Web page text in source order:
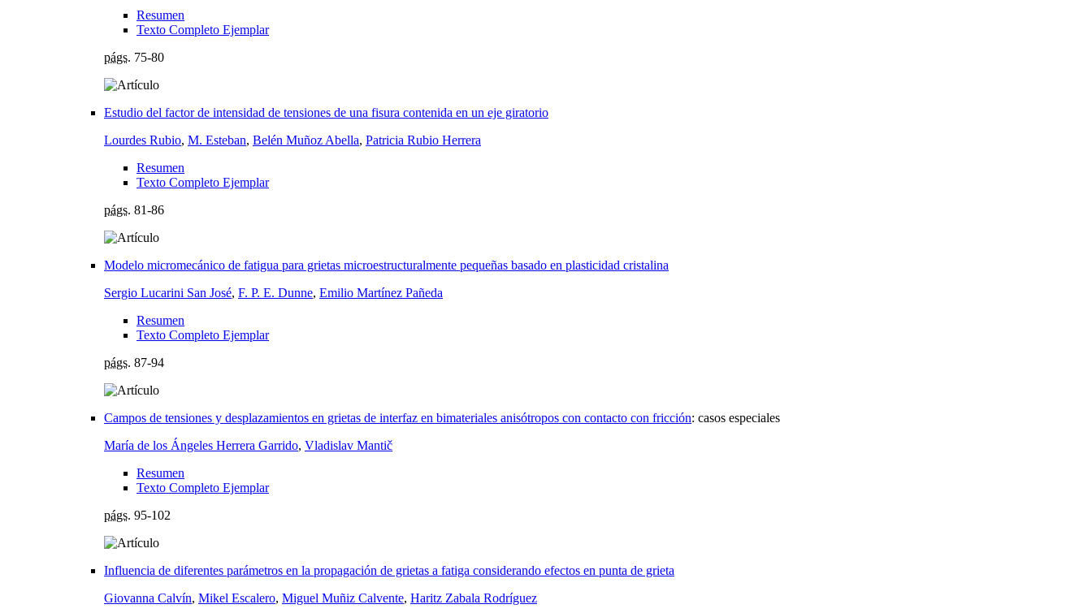
Resumen
Texto Completo Ejemplar
págs. 75-80
Estudio del factor de intensidad de tensiones de una fisura contenida en un eje giratorio
Lourdes Rubio, M. Esteban, Belén Muñoz Abella, Patricia Rubio Herrera
Resumen
Texto Completo Ejemplar
págs. 81-86
Modelo micromecánico de fatigua para grietas microestructuralmente pequeñas basado en plasticidad cristalina
Sergio Lucarini San José, F. P. E. Dunne, Emilio Martínez Pañeda
Resumen
Texto Completo Ejemplar
págs. 87-94
Campos de tensiones y desplazamientos en grietas de interfaz en bimateriales anisótropos con contacto con fricción: casos especiales
María de los Ángeles Herrera Garrido, Vladislav Mantič
Resumen
Texto Completo Ejemplar
págs. 95-102
Influencia de diferentes parámetros en la propagación de grietas a fatiga considerando efectos en punta de grieta
Giovanna Calvín, Mikel Escalero, Miguel Muñiz Calvente, Haritz Zabala Rodríguez